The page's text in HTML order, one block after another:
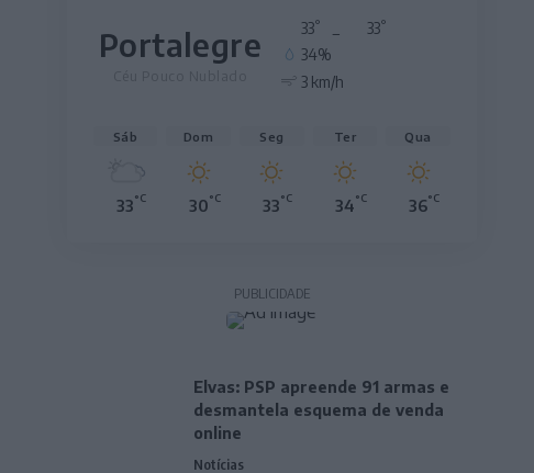
Portalegre 33° 33°
34%
3 km/h
Sáb
33°C
Dom
30°C
Seg
33°C
Ter
34°C
Qua
36°C
PUBLICIDADE
Elvas: PSP apreende 91 armas e
desmantela esquema de venda
online
Notícias